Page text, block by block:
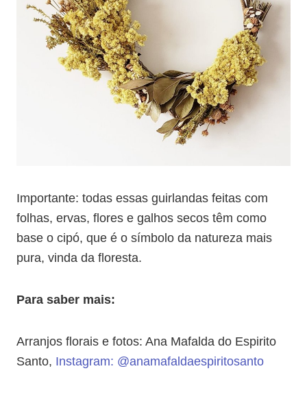
Importante: todas essas guirlandas feitas com
folhas, ervas, flores e galhos secos têm como
base o cipó, que é o símbolo da natureza mais
pura, vinda da floresta.
Para saber mais:
Arranjos florais e fotos: Ana Mafalda do Espirito
Santo, Instagram: @anamafaldaespiritosanto